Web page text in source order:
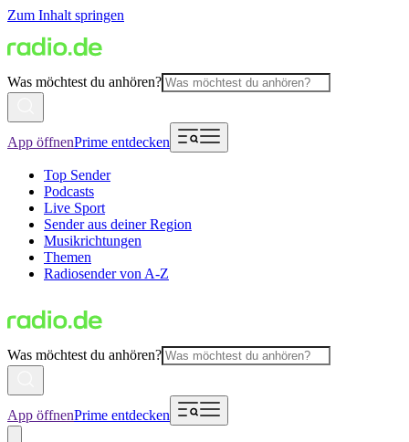
Zum Inhalt springen
Was möchtest du anhören?
App öffnenPrime entdecken
Top Sender
Podcasts
Live Sport
Sender aus deiner Region
Musikrichtungen
Themen
Radiosender von A-Z
Was möchtest du anhören?
App öffnenPrime entdecken